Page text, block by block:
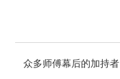
众多师傅幕后的加持